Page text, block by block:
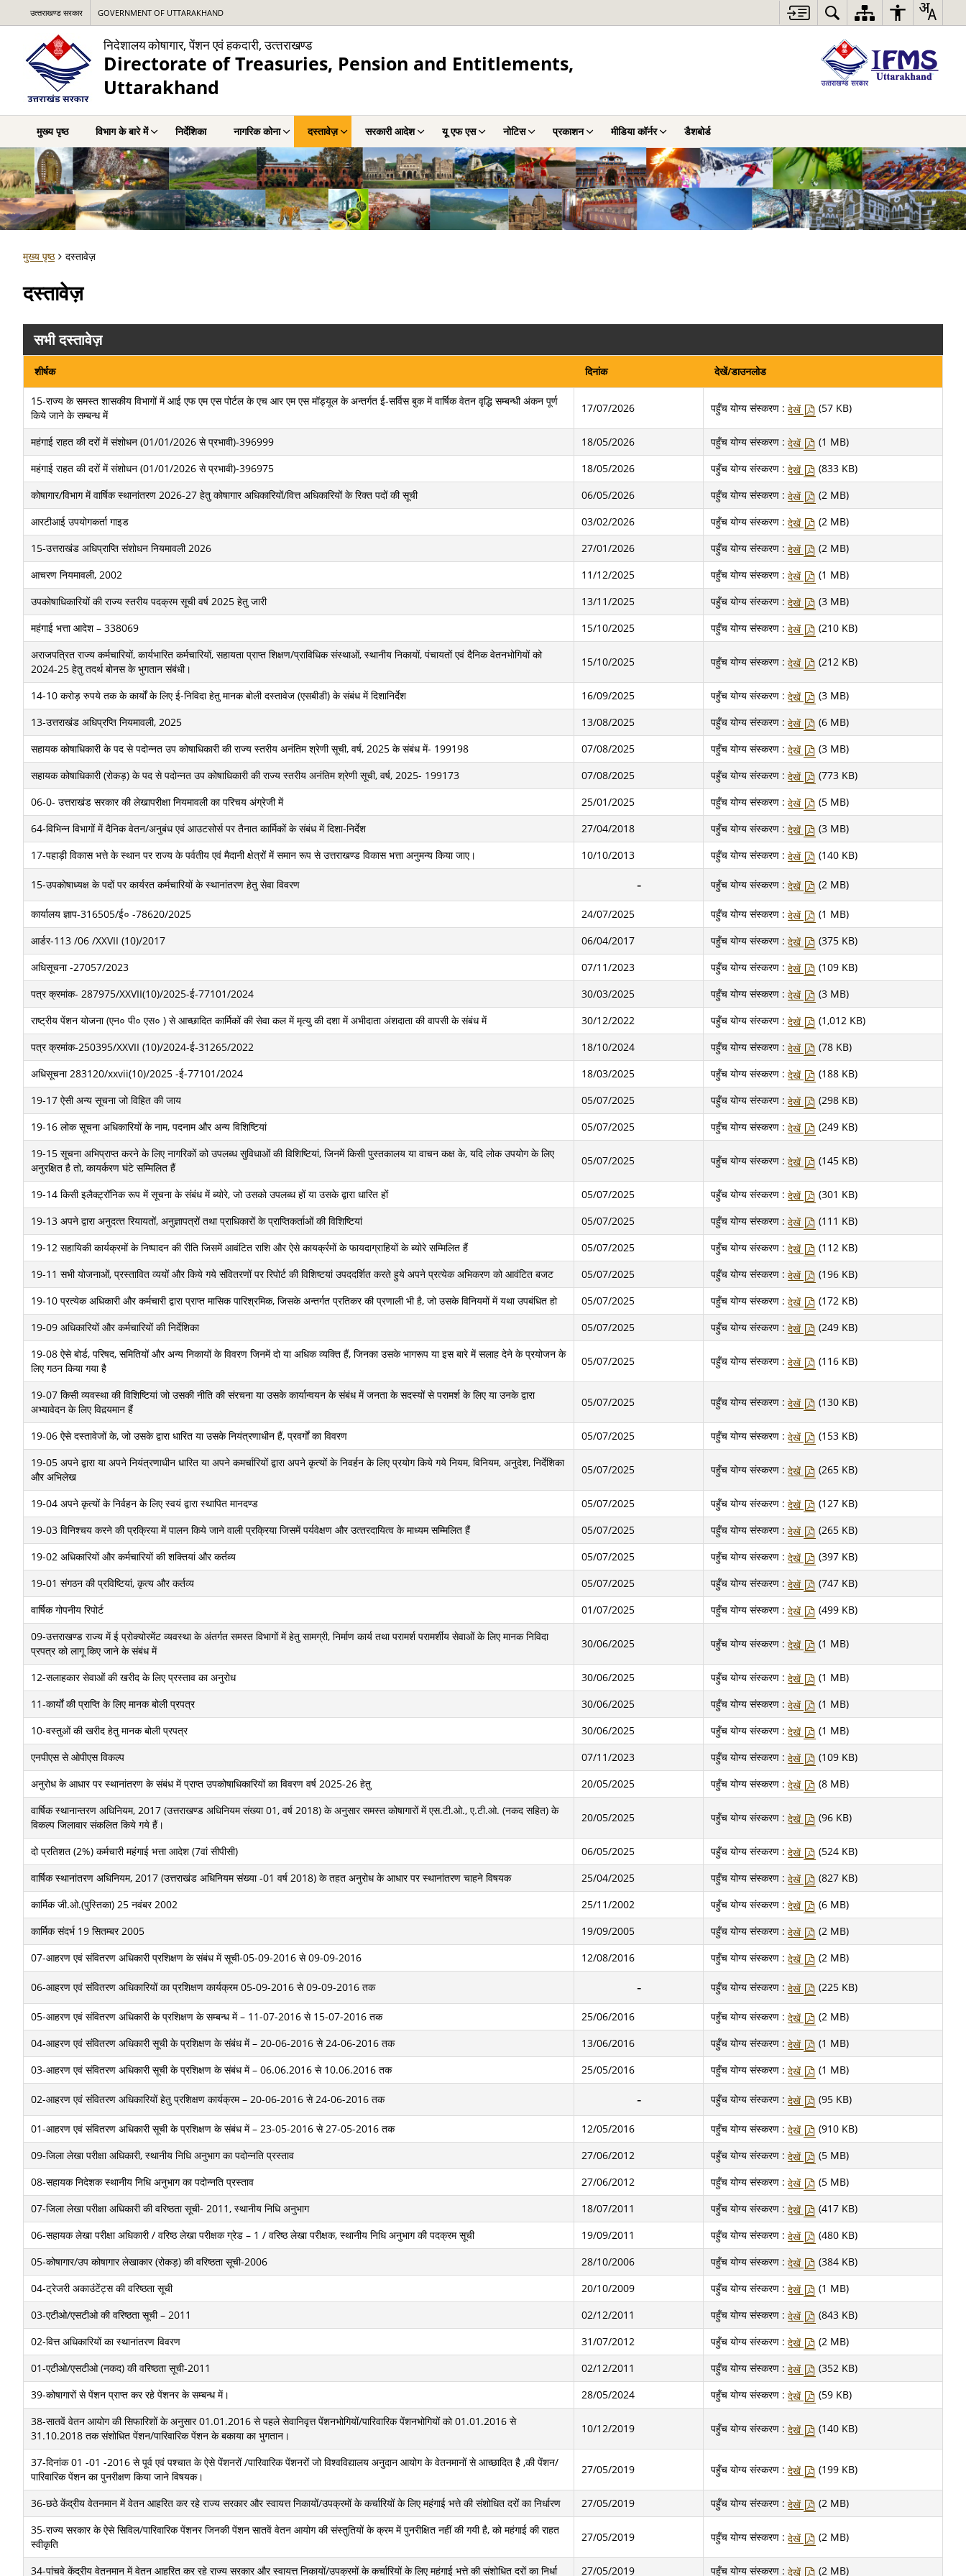
उत्‍तराखण्‍ड सरकार GOVERNMENT OF UTTARAKHAND
निदेशालय कोषागार, पेंशन एवं हकदारी, उत्‍तराखण्‍ड
Directorate of Treasuries, Pension and Entitlements,
Uttarakhand
मुख्य पृष्ठ विभाग के बारे में निर्देशिका नागरिक कोना दस्तावेज़ सरकारी आदेश यू एफ एस नोटिस प्रकाशन मीडिया कॉर्नर डैशबोर्ड
मुख्य पृष्ठ दस्तावेज़
दस्तावेज़
सभी दस्तावेज़
शीर्षक दिनांक देखें/डाउनलोड
15-राज्य के समस्त शासकीय विभागों में आई एफ एम एस पोर्टल के एच आर एम एस मॉड्यूल के अन्तर्गत ई-सर्विस बुक में वार्षिक वेतन वृद्धि सम्बन्धी अंकन पूर्ण
किये जाने के सम्बन्ध में
17/07/2026 पहुँच योग्य संस्करण : देखें (57 KB)
महंगाई राहत की दरों में संशोधन (01/01/2026 से प्रभावी)-396999 18/05/2026 पहुँच योग्य संस्करण : देखें
(1 MB)
महंगाई राहत की दरों में संशोधन (01/01/2026 से प्रभावी)-396975
18/05/2026 पहुँच योग्य संस्करण : देखें
(833 KB)
कोषागार/विभाग में वार्षिक स्थानांतरण 2026-27 हेतु कोषागार अधिकारियों/वित्त अधिकारियों के रिक्त पदों की सूची
06/05/2026 पहुँच योग्य संस्करण : देखें
(2 MB)
आरटीआई उपयोगकर्ता गाइड
03/02/2026 पहुँच योग्य संस्करण : देखें
(2 MB)
15-उत्तराखंड अधिप्राप्ति संशोधन नियमावली 2026
27/01/2026 पहुँच योग्य संस्करण : देखें
(2 MB)
आचरण नियमावली, 2002
11/12/2025 पहुँच योग्य संस्करण : देखें
(1 MB)
उपकोषाधिकारियों की राज्य स्तरीय पदक्रम सूची वर्ष 2025 हेतु जारी
13/11/2025 पहुँच योग्य संस्करण : देखें
(3 MB)
महंगाई भत्ता आदेश – 338069
15/10/2025 पहुँच योग्य संस्करण : देखें
(210 KB)
अराजपत्रित राज्य कर्मचारियों, कार्यभारित कर्मचारियों, सहायता प्राप्त शिक्षण/प्राविधिक संस्थाओं, स्थानीय निकायों, पंचायतों एवं दैनिक वेतनभोगियों को
2024-25 हेतु तदर्थ बोनस के भुगतान संबंधी।
15/10/2025 पहुँच योग्य संस्करण : देखें (212 KB)
14-10 करोड़ रुपये तक के कार्यों के लिए ई-निविदा हेतु मानक बोली दस्तावेज (एसबीडी) के संबंध में दिशानिर्देश 16/09/2025 पहुँच योग्य संस्करण : देखें
(3 MB)
13-उत्तराखंड अधिप्रप्ति नियमावली, 2025
13/08/2025 पहुँच योग्य संस्करण : देखें
(6 MB)
सहायक कोषाधिकारी के पद से पदोन्नत उप कोषाधिकारी की राज्य स्तरीय अनंतिम श्रेणी सूची, वर्ष, 2025 के संबंध में- 199198
07/08/2025 पहुँच योग्य संस्करण : देखें
(3 MB)
सहायक कोषाधिकारी (रोकड़) के पद से पदोन्नत उप कोषाधिकारी की राज्य स्तरीय अनंतिम श्रेणी सूची, वर्ष, 2025- 199173
07/08/2025 पहुँच योग्य संस्करण : देखें
(773 KB)
06-0- उत्तराखंड सरकार की लेखापरीक्षा नियमावली का परिचय अंग्रेजी में
25/01/2025 पहुँच योग्य संस्करण : देखें
(5 MB)
64-विभिन्न विभागों में दैनिक वेतन/अनुबंध एवं आउटसोर्स पर तैनात कार्मिकों के संबंध में दिशा-निर्देश
27/04/2018 पहुँच योग्य संस्करण : देखें
(3 MB)
17-पहाड़ी विकास भत्ते के स्थान पर राज्य के पर्वतीय एवं मैदानी क्षेत्रों में समान रूप से उत्तराखण्ड विकास भत्ता अनुमन्य किया जाए।
10/10/2013 पहुँच योग्य संस्करण : देखें (140 KB)
15-उपकोषाध्यक्ष के पदों पर कार्यरत कर्मचारियों के स्थानांतरण हेतु सेवा विवरण पहुँच योग्य संस्करण : देखें (2 MB)
कार्यालय ज्ञाप-316505/ई० -78620/2025 24/07/2025 पहुँच योग्य संस्करण : देखें
(1 MB)
आर्डर-113 /06 /XXVII (10)/2017
06/04/2017 पहुँच योग्य संस्करण : देखें
(375 KB)
अधिसूचना -27057/2023
07/11/2023 पहुँच योग्य संस्करण : देखें
(109 KB)
पत्र क्रमांक- 287975/XXVII(10)/2025-ई-77101/2024
30/03/2025 पहुँच योग्य संस्करण : देखें
(3 MB)
राष्ट्रीय पेंशन योजना (एन० पी० एस० ) से आच्छादित कार्मिकों की सेवा कल में मृत्यु की दशा में अभीदाता अंशदाता की वापसी के संबंध में
30/12/2022 पहुँच योग्य संस्करण : देखें
(1,012 KB)
पत्र क्रमांक-250395/XXVII (10)/2024-ई-31265/2022
18/10/2024 पहुँच योग्य संस्करण : देखें
(78 KB)
अधिसूचना 283120/xxvii(10)/2025 -ई-77101/2024
18/03/2025 पहुँच योग्य संस्करण : देखें
(188 KB)
19-17 ऐसी अन्‍य सूचना जो विहित की जाय
05/07/2025 पहुँच योग्य संस्करण : देखें
(298 KB)
19-16 लोक सूचना अधिकारियों के नाम, पदनाम और अन्‍य विशिष्टियां
05/07/2025 पहुँच योग्य संस्करण : देखें
(249 KB)
19-15 सूचना अभि‍प्राप्‍त करने के लिए नागरिकों को उपलब्‍ध सुविधाओं की विशिष्टियां, जिनमें किसी पुस्‍तकालय या वाचन कक्ष के, यदि लोक उपयोग के लिए
अनुरक्षित है तो, कायर्करण घंटे सम्मिलित हैं
05/07/2025 पहुँच योग्य संस्करण : देखें (145 KB)
19-14 किसी इलैक्‍ट़्रॉनिक रूप में सूचना के संबंध में ब्‍योरे, जो उसको उपलब्‍ध हों या उसके द्वारा धारित हों 05/07/2025 पहुँच योग्य संस्करण : देखें
(301 KB)
19-13 अपने द्वारा अनुदत्‍त रियायतों, अनुज्ञापत्रों तथा प्राधिकारों के प्राप्तिकर्ताओं की विशिष्टियां
05/07/2025 पहुँच योग्य संस्करण : देखें
(111 KB)
19-12 सहायिकी कार्यक्रमों के निष्‍पादन की रीति जिसमें आवंटित राशि और ऐसे कायर्क्रमों के फायदाग्राहियों के ब्‍योरे सम्मिलित हैं
05/07/2025 पहुँच योग्य संस्करण : देखें
(112 KB)
19-11 सभी योजनाओं, प्रस्‍तावित व्‍ययों और किये गये संवितरणों पर रिपोर्ट की विशिष्टयां उपददर्शित करते हुये अपने प्रत्‍येक अभि‍करण को आवं‍टित बजट
05/07/2025 पहुँच योग्य संस्करण : देखें
(196 KB)
19-10 प्रत्‍येक अधिकारी और कर्मचारी द्वारा प्राप्‍त मासिक पारिश्रमिक, जिसके अन्‍तर्गत प्रतिकर की प्रणाली भी है, जो उसके विनियमों में यथा उपबंधित हो
05/07/2025 पहुँच योग्य संस्करण : देखें
(172 KB)
19-09 अधिकारियों और कर्मचारियों की निर्देशिका
05/07/2025 पहुँच योग्य संस्करण : देखें
(249 KB)
19-08 ऐसे बोर्ड, परिषद, समितियों और अन्‍य निकायों के विवरण जिनमें दो या अधिक व्‍यक्ति हैं, जिनका उसके भागरूप या इस बारे में सलाह देने के प्रयोजन के
लिए गठन किया गया है
05/07/2025 पहुँच योग्य संस्करण : देखें (116 KB)
19-07 किसी व्‍यवस्‍था की विशिष्टियां जो उसकी नीति की संरचना या उसके कार्यान्‍वयन के संबंध में जनता के सदस्‍यों से परामर्श के लिए या उनके द्वारा
अभ्‍यावेदन के लिए विद़यमान हैं
05/07/2025 पहुँच योग्य संस्करण : देखें (130 KB)
19-06 ऐसे दस्‍तावेजों के, जो उसके द्वारा धारित या उसके नियंत्रणाधीन हैं, प्रवर्गों का विवरण 05/07/2025 पहुँच योग्य संस्करण : देखें
(153 KB)
19-05 अपने द्वारा या अपने नियंत्रणाधीन धारित या अपने कमर्चारियों द्वारा अपने कृत्‍यों के निवर्हन के लिए प्रयोग किये गये नियम, विनियम, अनुदेश, निर्देशिका
और अभि‍लेख
05/07/2025 पहुँच योग्य संस्करण : देखें (265 KB)
19-04 अपने कृत्‍यों के निर्वहन के लिए स्‍वयं द्वारा स्‍थापित मानदण्‍ड 05/07/2025 पहुँच योग्य संस्करण : देखें
(127 KB)
19-03 विनिश्‍चय करने की प्रक्रिया में पालन किये जाने वाली प्रक्रिया जिसमें पर्यवेक्षण और उत्‍तरदायित्‍व के माध्‍यम सम्मिलित हैं
05/07/2025 पहुँच योग्य संस्करण : देखें
(265 KB)
19-02 अधिकारियों और कर्मचारियों की शक्तियां और कर्तव्‍य
05/07/2025 पहुँच योग्य संस्करण : देखें
(397 KB)
19-01 संगठन की प्रविष्टियां, कृत्य और कर्तव्‍य
05/07/2025 पहुँच योग्य संस्करण : देखें
(747 KB)
वार्षिक गोपनीय रिपोर्ट
01/07/2025 पहुँच योग्य संस्करण : देखें
(499 KB)
09-उत्तराखण्ड राज्य में ई प्रोक्योरमेंट व्यवस्था के अंतर्गत समस्त विभागों में हेतु सामग्री, निर्माण कार्य तथा परामर्श परामर्शीय सेवाओं के लिए मानक निविदा
प्रपत्र को लागू किए जाने के संबंध में
30/06/2025 पहुँच योग्य संस्करण : देखें (1 MB)
12-सलाहकार सेवाओं की खरीद के लिए प्रस्ताव का अनुरोध 30/06/2025 पहुँच योग्य संस्करण : देखें
(1 MB)
11-कार्यों की प्राप्ति के लिए मानक बोली प्रपत्र
30/06/2025 पहुँच योग्य संस्करण : देखें
(1 MB)
10-वस्तुओं की खरीद हेतु मानक बोली प्रपत्र
30/06/2025 पहुँच योग्य संस्करण : देखें
(1 MB)
एनपीएस से ओपीएस विकल्प
07/11/2023 पहुँच योग्य संस्करण : देखें
(109 KB)
अनुरोध के आधार पर स्थानांतरण के संबंध में प्राप्त उपकोषाधिकारियों का विवरण वर्ष 2025-26 हेतु
20/05/2025 पहुँच योग्य संस्करण : देखें
(8 MB)
वार्षिक स्थानान्तरण अधिनियम, 2017 (उत्तराखण्ड अधिनियम संख्या 01, वर्ष 2018) के अनुसार समस्त कोषागारों में एस.टी.ओ., ए.टी.ओ. (नकद सहित) के
विकल्प जिलावार संकलित किये गये हैं।
20/05/2025 पहुँच योग्य संस्करण : देखें (96 KB)
दो प्रतिशत (2%) कर्मचारी महंगाई भत्ता आदेश (7वां सीपीसी) 06/05/2025 पहुँच योग्य संस्करण : देखें
(524 KB)
वार्षिक स्थानांतरण अधिनियम, 2017 (उत्तराखंड अधिनियम संख्या -01 वर्ष 2018) के तहत अनुरोध के आधार पर स्थानांतरण चाहने विषयक
25/04/2025 पहुँच योग्य संस्करण : देखें
(827 KB)
कार्मिक जी.ओ.(पुस्तिका) 25 नवंबर 2002
25/11/2002 पहुँच योग्य संस्करण : देखें
(6 MB)
कार्मिक संदर्भ 19 सितम्बर 2005
19/09/2005 पहुँच योग्य संस्करण : देखें
(2 MB)
07-आहरण एवं संवितरण अधिकारी प्रशिक्षण के संबंध में सूची-05-09-2016 से 09-09-2016
12/08/2016 पहुँच योग्य संस्करण : देखें (2 MB)
06-आहरण एवं संवितरण अधिकारियों का प्रशिक्षण कार्यक्रम 05-09-2016 से 09-09-2016 तक पहुँच योग्य संस्करण : देखें (225 KB)
05-आहरण एवं संवितरण अधिकारी के प्रशिक्षण के सम्बन्ध में – 11-07-2016 से 15-07-2016 तक 25/06/2016 पहुँच योग्य संस्करण : देखें
(2 MB)
04-आहरण एवं संवितरण अधिकारी सूची के प्रशिक्षण के संबंध में – 20-06-2016 से 24-06-2016 तक
13/06/2016 पहुँच योग्य संस्करण : देखें
(1 MB)
03-आहरण एवं संवितरण अधिकारी सूची के प्रशिक्षण के संबंध में – 06.06.2016 से 10.06.2016 तक
25/05/2016 पहुँच योग्य संस्करण : देखें (1 MB)
02-आहरण एवं संवितरण अधिकारियों हेतु प्रशिक्षण कार्यक्रम – 20-06-2016 से 24-06-2016 तक पहुँच योग्य संस्करण : देखें (95 KB)
01-आहरण एवं संवितरण अधिकारी सूची के प्रशिक्षण के संबंध में – 23-05-2016 से 27-05-2016 तक 12/05/2016 पहुँच योग्य संस्करण : देखें
(910 KB)
09-जिला लेखा परीक्षा अधिकारी, स्थानीय निधि अनुभाग का पदोन्नति प्रस्ताव
27/06/2012 पहुँच योग्य संस्करण : देखें
(5 MB)
08-सहायक निदेशक स्थानीय निधि अनुभाग का पदोन्नति प्रस्ताव
27/06/2012 पहुँच योग्य संस्करण : देखें
(5 MB)
07-जिला लेखा परीक्षा अधिकारी की वरिष्ठता सूची- 2011, स्थानीय निधि अनुभाग
18/07/2011 पहुँच योग्य संस्करण : देखें
(417 KB)
06-सहायक लेखा परीक्षा अधिकारी / वरिष्ठ लेखा परीक्षक ग्रेड – 1 / वरिष्ठ लेखा परीक्षक, स्थानीय निधि अनुभाग की पदक्रम सूची
19/09/2011 पहुँच योग्य संस्करण : देखें
(480 KB)
05-कोषागार/उप कोषागार लेखाकार (रोकड़) की वरिष्ठता सूची-2006
28/10/2006 पहुँच योग्य संस्करण : देखें
(384 KB)
04-ट्रेजरी अकाउंटेंट्स की वरिष्ठता सूची
20/10/2009 पहुँच योग्य संस्करण : देखें
(1 MB)
03-एटीओ/एसटीओ की वरिष्ठता सूची – 2011
02/12/2011 पहुँच योग्य संस्करण : देखें
(843 KB)
02-वित्त अधिकारियों का स्थानांतरण विवरण
31/07/2012 पहुँच योग्य संस्करण : देखें
(2 MB)
01-एटीओ/एसटीओ (नकद) की वरिष्ठता सूची-2011
02/12/2011 पहुँच योग्य संस्करण : देखें
(352 KB)
39-कोषागारों से पेंशन प्राप्त कर रहे पेंशनर के सम्बन्ध में।
28/05/2024 पहुँच योग्य संस्करण : देखें
(59 KB)
38-सातवें वेतन आयोग की सिफारिशों के अनुसार 01.01.2016 से पहले सेवानिवृत्त पेंशनभोगियों/पारिवारिक पेंशनभोगियों को 01.01.2016 से
31.10.2018 तक संशोधित पेंशन/पारिवारिक पेंशन के बकाया का भुगतान।
10/12/2019 पहुँच योग्य संस्करण : देखें (140 KB)
37-दिनांक 01 -01 -2016 से पूर्व एवं पश्चात के ऐसे पेंशनरों /पारिवारिक पेंशनरों जो विश्वविद्यालय अनुदान आयोग के वेतनमानों से आच्छादित है ,की पेंशन/
पारिवारिक पेंशन का पुनरीक्षण किया जाने विषयक।
27/05/2019 पहुँच योग्य संस्करण : देखें (199 KB)
36-छठे केंद्रीय वेतनमान में वेतन आहरित कर रहे राज्य सरकार और स्वायत्त निकायों/उपक्रमों के कर्चारियों के लिए महंगाई भत्ते की संशोधित दरों का निर्धारण 27/05/2019 पहुँच योग्य संस्करण : देखें
(2 MB)
35-राज्य सरकार के ऐसे सिविल/पारिवारिक पेंशनर जिनकी पेंशन सातवें वेतन आयोग की संस्तुतियों के क्रम में पुनरीक्षित नहीं की गयी है, को महंगाई की राहत
स्वीकृति
27/05/2019 पहुँच योग्य संस्करण : देखें (2 MB)
34-पांचवे केंद्रीय वेतनमान में वेतन आहरित कर रहे राज्य सरकार और स्वायत्त निकायों/उपक्रमों के कर्चारियों के लिए महंगाई भत्ते की संशोधित दरों का निर्धा 27/05/2019 पहुँच योग्य संस्करण : देखें (2 MB)